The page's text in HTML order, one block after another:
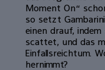
Moment On“
so setzt
einen drauf,
scattet, und das
Einfallsreichtum.
hernimmt?